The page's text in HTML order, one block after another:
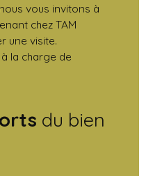
vous invitons à
chez TAM
une visite.
la charge de
du bien